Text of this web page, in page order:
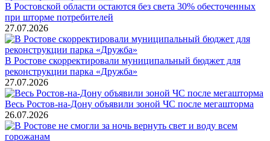
В Ростовской области остаются без света 30% обесточенных
при шторме потребителей
27.07.2026
В Ростове скорректировали муниципальный бюджет для
реконструкции парка «Дружба»
27.07.2026
Весь Ростов-на-Дону объявили зоной ЧС после мегашторма
26.07.2026